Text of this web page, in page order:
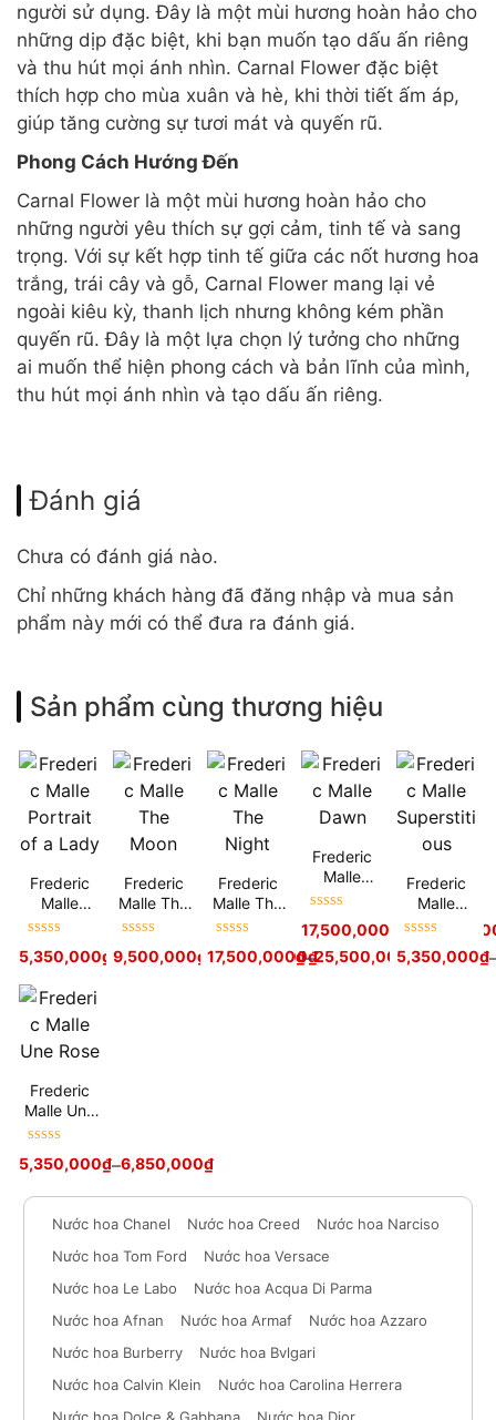
người sử dụng. Đây là một mùi hương hoàn hảo cho
những dịp đặc biệt, khi bạn muốn tạo dấu ấn riêng
và thu hút mọi ánh nhìn. Carnal Flower đặc biệt
thích hợp cho mùa xuân và hè, khi thời tiết ấm áp,
giúp tăng cường sự tươi mát và quyến rũ.
Phong Cách Hướng Đến
Carnal Flower là một mùi hương hoàn hảo cho
những người yêu thích sự gợi cảm, tinh tế và sang
trọng. Với sự kết hợp tinh tế giữa các nốt hương hoa
trắng, trái cây và gỗ, Carnal Flower mang lại vẻ
ngoài kiêu kỳ, thanh lịch nhưng không kém phần
quyến rũ. Đây là một lựa chọn lý tưởng cho những
ai muốn thể hiện phong cách và bản lĩnh của mình,
thu hút mọi ánh nhìn và tạo dấu ấn riêng.
Đánh giá
Chưa có đánh giá nào.
Chỉ những khách hàng đã đăng nhập và mua sản
phẩm này mới có thể đưa ra đánh giá.
Sản phẩm cùng thương hiệu
Frederic
Malle
Portrait of
hạng5sao
5,350,000₫ –6,850,000 ₫
Frederic
Malle The
Moon
hạng5sao
9,500,000₫–12,500,000₫
Frederic
Malle The
Night
hạng5sao
17,500,000₫–25,500,000₫
Frederic
Malle
Dawn
hạng5sao
17,500,000 –
Frederic
Malle
Superstitio
hạng5sao
5,350,000₫
Frederic
Malle Une
Rose
hạng5sao
5,350,000₫–6,850,000₫
Nước hoa Chanel Nước hoa Creed
Nước hoa Narciso
Nước hoa Tom Ford
Nước hoa Versace
Nước hoa Le Labo
Nước hoa Acqua Di Parma
Nước hoa Afnan
Nước hoa Armaf
Nước hoa Azzaro
Nước hoa Burberry
Nước hoa Bvlgari
Nước hoa Calvin Klein
Nước hoa Carolina Herrera